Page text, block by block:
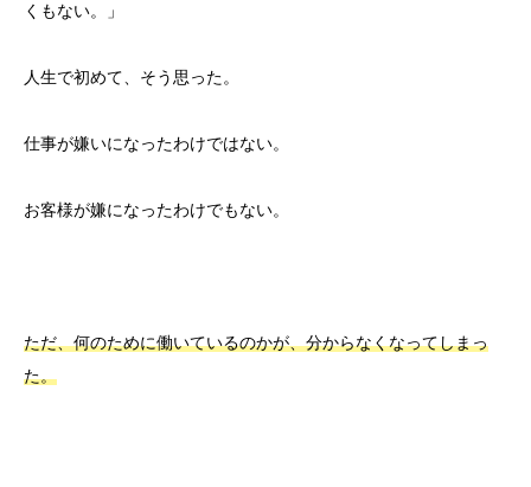
くもない。」
人生で初めて、そう思った。
仕事が嫌いになったわけではない。
お客様が嫌になったわけでもない。
ただ、何のために働いているのかが、分からなくなってしまっ
た。